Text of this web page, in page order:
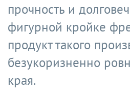
прочность и
фигурной кройке
продукт такого
безукоризненно
края.